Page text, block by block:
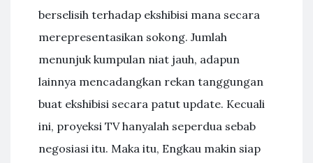
berselisih terhadap ekshibisi mana secara
merepresentasikan sokong. Jumlah
menunjuk kumpulan niat jauh, adapun
lainnya mencadangkan rekan tanggungan
buat ekshibisi secara patut update. Kecuali
ini, proyeksi TV hanyalah seperdua sebab
negosiasi itu. Maka itu, Engkau makin siap